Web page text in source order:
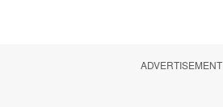
ADVERTISEMENT